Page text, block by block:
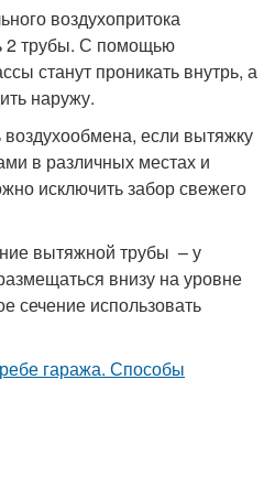
воздухопритока
2 трубы. С помощью
станут проникать внутрь, а
наружу.
если вытяжку
в различных местах и
исключить забор свежего
вытяжной трубы – у
внизу на уровне
сечение использовать